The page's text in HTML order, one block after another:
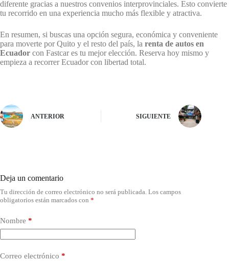
diferente gracias a nuestros convenios interprovinciales. Esto convierte
tu recorrido en una experiencia mucho más flexible y atractiva.
En resumen, si buscas una opción segura, económica y conveniente
para moverte por Quito y el resto del país, la renta de autos en
Ecuador con Fastcar es tu mejor elección. Reserva hoy mismo y
empieza a recorrer Ecuador con libertad total.
ANTERIOR SIGUIENTE
Deja un comentario
Tu dirección de correo electrónico no será publicada. Los campos
obligatorios están marcados con *
Nombre *
Correo electrónico *